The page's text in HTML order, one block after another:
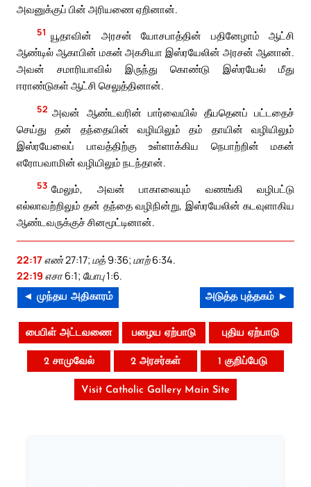
அவனுக்குப் பின் அரியணை ஏறினான்.
51 யூதாவின் அரசன் யோசபாத்தின் பதினேழாம் ஆட்சி
ஆண்டில் ஆகாபின் மகன் அகசியா இஸ்ரயேலின் அரசன் ஆனான்.
அவன் சமாரியாவில் இருந்து கொண்டு இஸ்ரயேல் மீது
ஈராண்டுகள் ஆட்சி செலுத்தினான்.
52 அவன் ஆண்டவரின் பார்வையில் தீயதெனப் பட்டதைச்
செய்து தன் தந்தையின் வழியிலும் தம் தாயின் வழியிலும்
இஸ்ரயேலைப் பாவத்திற்கு உள்ளாக்கிய நெபாற்றின் மகன்
எரோபவாமின் வழியிலும் நடந்தான்.
53 மேலும், அவன் பாகாலையும் வணங்கி வழிபட்டு
எல்லாவற்றிலும் தன் தந்தை வழிநின்று, இஸ்ரயேலின் கடவுளாகிய
ஆண்டவருக்குச் சினமூட்டினான்.
22:17 எண் 27:17; மத் 9:36; மாற் 6:34.
22:19 எசா 6:1; யோபு 1:6.
◄ முந்தய அதிகாரம் அடுத்த புத்தகம் ►
பைபிள் அட்டவணை பழைய ஏற்பாடு புதிய ஏற்பாடு
2 சாமுவேல் 2 அரசர்கள் 1 குறிப்பேடு
Visit Catholic Gallery Main Site